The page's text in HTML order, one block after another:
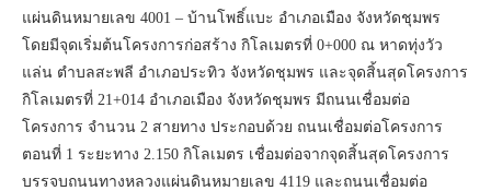
แผ่นดินหมายเลข 4001 – บ้านโพธิ์แบะ อำเภอเมือง จังหวัดชุมพร
โดยมีจุดเริ่มต้นโครงการก่อสร้าง กิโลเมตรที่ 0+000 ณ หาดทุ่งวัว
แล่น ตำบลสะพลี อำเภอประทิว จังหวัดชุมพร และจุดสิ้นสุดโครงการ
กิโลเมตรที่ 21+014 อำเภอเมือง จังหวัดชุมพร มีถนนเชื่อมต่อ
โครงการ จำนวน 2 สายทาง ประกอบด้วย ถนนเชื่อมต่อโครงการ
ตอนที่ 1 ระยะทาง 2.150 กิโลเมตร เชื่อมต่อจากจุดสิ้นสุดโครงการ
บรรจบถนนทางหลวงแผ่นดินหมายเลข 4119 และถนนเชื่อมต่อ